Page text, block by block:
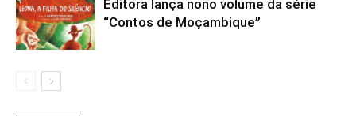
Editora lança nono volume da série
“Contos de Moçambique”